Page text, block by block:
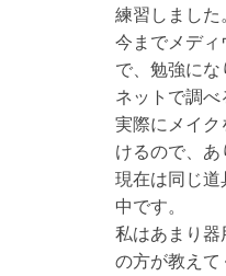
練習しました。
今までメデ
で、勉強にな
ネットで調べ
実際にメイ
けるので、あ
現在は同じ
中です。
私はあまり
の方が教えて